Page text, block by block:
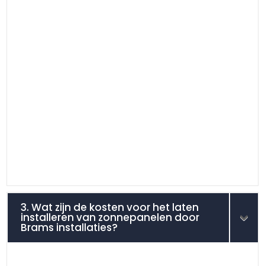
3. Wat zijn de kosten voor het laten
installeren van zonnepanelen door
Brams installaties?